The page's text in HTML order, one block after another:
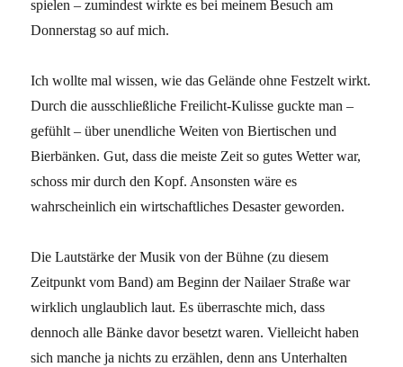
spielen – zumindest wirkte es bei meinem Besuch am
Donnerstag so auf mich.
Ich wollte mal wissen, wie das Gelände ohne Festzelt wirkt.
Durch die ausschließliche Freilicht-Kulisse guckte man –
gefühlt – über unendliche Weiten von Biertischen und
Bierbänken. Gut, dass die meiste Zeit so gutes Wetter war,
schoss mir durch den Kopf. Ansonsten wäre es
wahrscheinlich ein wirtschaftliches Desaster geworden.
Die Lautstärke der Musik von der Bühne (zu diesem
Zeitpunkt vom Band) am Beginn der Nailaer Straße war
wirklich unglaublich laut. Es überraschte mich, dass
dennoch alle Bänke davor besetzt waren. Vielleicht haben
sich manche ja nichts zu erzählen, denn ans Unterhalten